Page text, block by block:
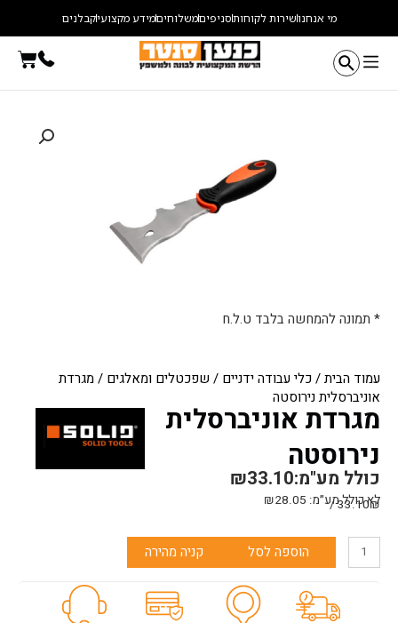
מי אנחנושירות לקוחותסניפיםמשלוחיםמידע מקצועיקבלנים
עמוד הבית/כלי עבודה ידניים / שפכטלים ומאלגים / מגרדת
אוניברסלית נירוסטה
מגרדת אוניברסלית
נירוסטה
₪33.10כולל מע"מ:
לא כולל מע״מ: ₪28.05
33.10₪ /
כמות
אוניברסלית
הוספה לסל קניה מהירה
* תמונה להמחשה בלבד ט.ל.ח